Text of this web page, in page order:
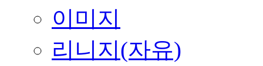
이미지
리니지(자유)